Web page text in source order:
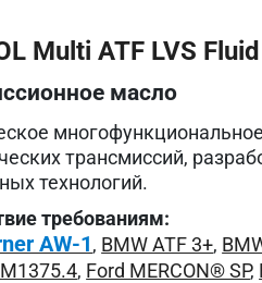
Multi ATF LVS Fluid
масло
трансмиссий,
технологий.
требованиям:
AW-1, BMW ATF 3+,
, Ford MERCON® SP,